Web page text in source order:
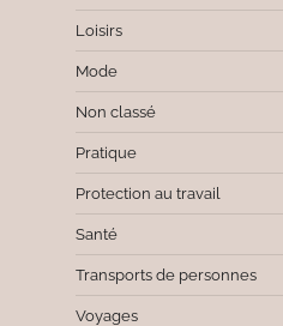
Loisirs
Mode
Non classé
Pratique
Protection au travail
Santé
Transports de personnes
Voyages